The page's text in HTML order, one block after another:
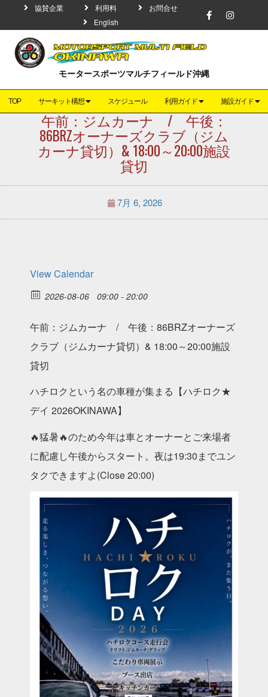
協賛企業 利用料
お問合せ
English
モータースポーツマルチフィールド沖縄
TOP サーキット構想 スケジュール 利用ガイド 施設ガイド
午前：ジムカーナ / 午後：
86BRZオーナーズクラブ（ジム
カーナ貸切）& 18:00～20:00施設
貸切
7月 6, 2026
View Calendar
2026-08-06 09:00 - 20:00
午前：ジムカーナ / 午後：86BRZオーナーズ
クラブ（ジムカーナ貸切）& 18:00～20:00施設
貸切
ハチロクという名の車種が集まる【ハチロク★
デイ 2026OKINAWA】
🔥猛暑🔥のため今年は車とオーナーとご来場者
に配慮し午後からスタート。夜は19:30までユン
タクできますよ(Close 20:00)